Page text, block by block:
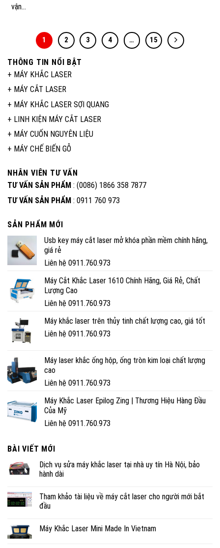
THÔNG TIN NỔI BẬT
+ MÁY KHẮC LASER
+ MÁY CẮT LASER
+ MÁY KHẮC LASER SỢI QUANG
+ LINH KIỆN MÁY CẮT LASER
+ MÁY CUỐN NGUYÊN LIỆU
+ MÁY CHẾ BIẾN GỖ
NHÂN VIÊN TƯ VẤN
TƯ VẤN SẢN PHẨM : (0086) 1866 358 7877
TƯ VẤN SẢN PHẨM : 0911 760 973
SẢN PHẨM MỚI
Usb key máy cắt laser mở khóa phần mềm chính hãng,
giá rẻ
Liên hệ 0911.760.973
Máy Cắt Khắc Laser 1610 Chính Hãng, Giá Rẻ, Chất
Lượng Cao
Liên hệ 0911.760.973
Máy khắc laser trên thủy tinh chất lượng cao, giá tốt
Liên hệ 0911.760.973
Máy laser khắc ống hộp, ống tròn kim loại chất lượng
cao
Liên hệ 0911.760.973
Máy Khắc Laser Epilog Zing | Thương Hiệu Hàng Đầu
Của Mỹ
Liên hệ 0911.760.973
BÀI VIẾT MỚI
Dịch vụ sửa máy khắc laser tại nhà uy tín Hà Nội, bảo
hành dài
Tham khảo tài liệu về máy cắt laser cho người mới bắt
đầu
Máy Khắc Laser Mini Made In Vietnam
vận...
1 2 3 4 … 15